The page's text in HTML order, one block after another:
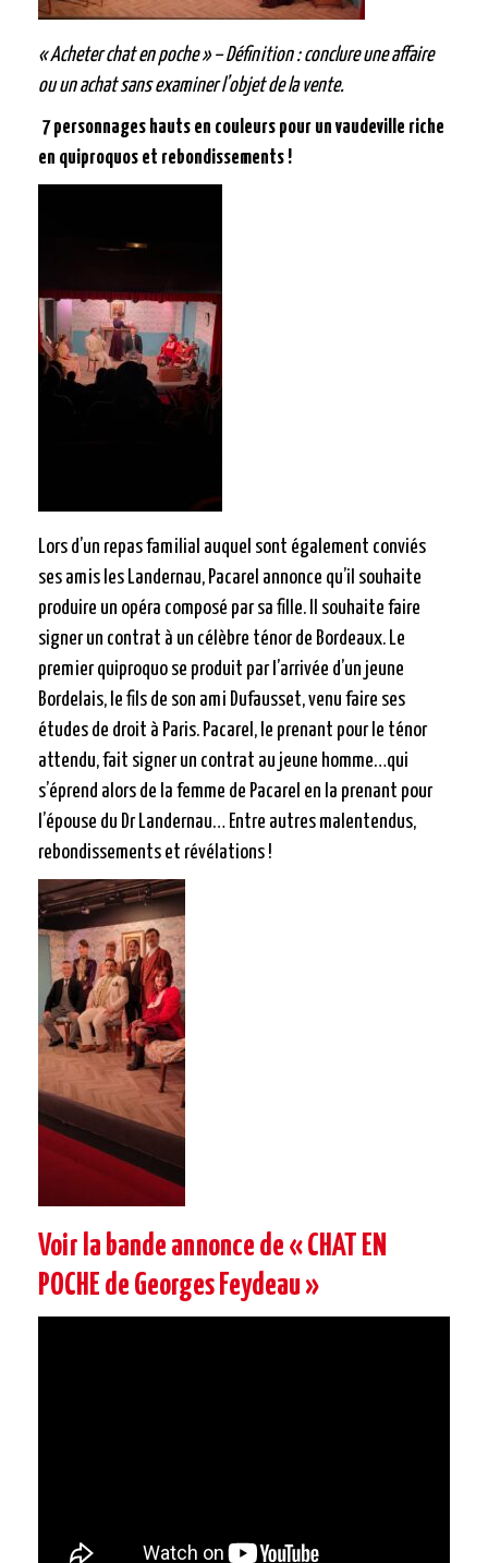
« Acheter chat en poche » – Définition : conclure une affaire
ou un achat sans examiner l’objet de la vente.
7 personnages hauts en couleurs pour un vaudeville riche
en quiproquos et rebondissements !
Lors d’un repas familial auquel sont également conviés
ses amis les Landernau, Pacarel annonce qu’il souhaite
produire un opéra composé par sa fille. Il souhaite faire
signer un contrat à un célèbre ténor de Bordeaux. Le
premier quiproquo se produit par l’arrivée d’un jeune
Bordelais, le fils de son ami Dufausset, venu faire ses
études de droit à Paris. Pacarel, le prenant pour le ténor
attendu, fait signer un contrat au jeune homme…qui
s’éprend alors de la femme de Pacarel en la prenant pour
l’épouse du Dr Landernau… Entre autres malentendus,
rebondissements et révélations !
Voir la bande annonce de « CHAT EN
POCHE de Georges Feydeau »